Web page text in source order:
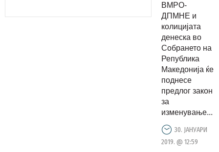
поднесоа
законски
измени за
на
пензиите
ВМРО-
ДПМНЕ и
колицијата
денеска во
Собрането на
Република
Македонија ќе
поднесе
предлог закон
за
изменување...
30. ЈАНУАРИ
2019. @ 12:59